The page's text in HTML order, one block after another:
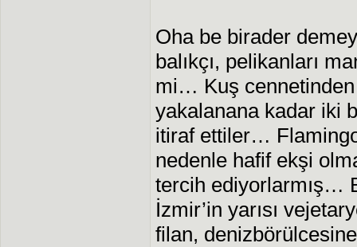
Oha be birader
balıkçı, pelikanları
mi… Kuş cennetinden
yakalanana kadar iki
itiraf ettiler…
nedenle hafif ekşi
tercih ediyorlarmış…
İzmir’in yarısı
filan,